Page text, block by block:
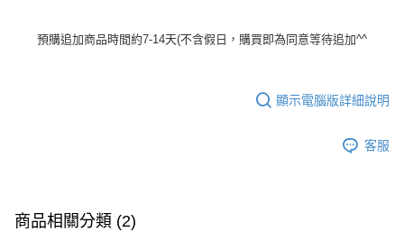
預購追加商品時間約7-14天(不含假日，購買即為同意等待追加^^
顯示電腦版詳細說明
客服
商品相關分類 (2)